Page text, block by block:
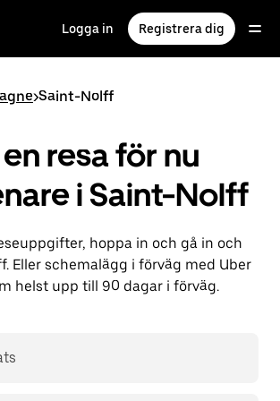
Logga in Registrera dig
>Saint-Nolff
resa för nu
i Saint-Nolff
hoppa in och gå in och
Eller schemalägg i förväg med Uber
helst upp till 90 dagar i förväg.